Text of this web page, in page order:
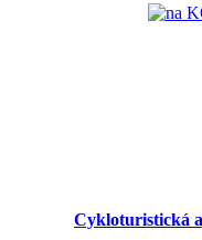
Cykloturistická